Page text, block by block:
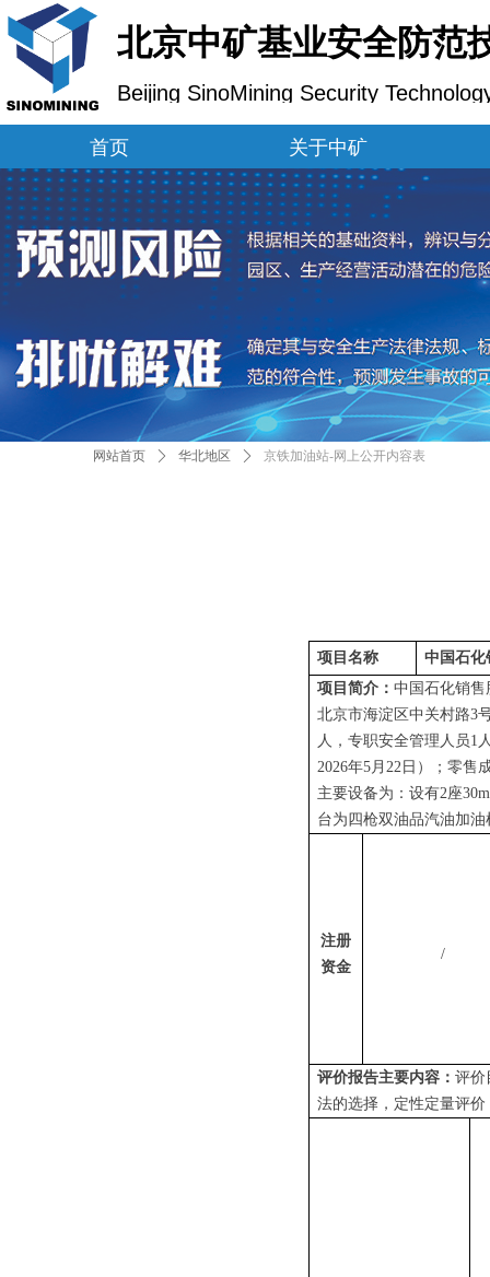
首页 关于中矿
北京中矿基业安全防范
Beijing SinoMining Security
网站首页 ꄲ 华北地区 ꄲ 京铁加油站-网上公开内容表
项目名称
中国石化
项目简介： 中国石化销售
北京市海淀区中关村路3
人， 专职安全管理人员1
2026年5月 22日）；零售
主要设备为：设有2座30
台为四枪双油品汽油加
注册
资金
/
评价报告主要内容： 评价
法的选择，定性定量评